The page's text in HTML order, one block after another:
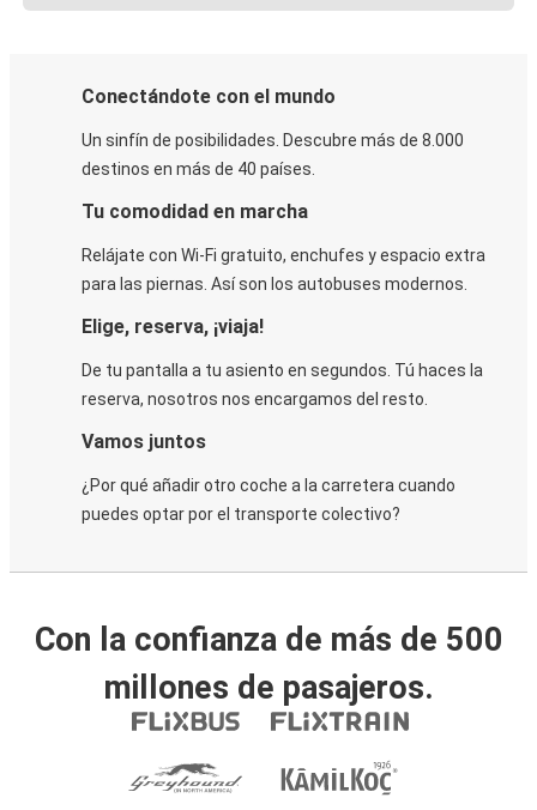
Conectándote con el mundo
Un sinfín de posibilidades. Descubre más de 8.000
destinos en más de 40 países.
Tu comodidad en marcha
Relájate con Wi-Fi gratuito, enchufes y espacio extra
para las piernas. Así son los autobuses modernos.
Elige, reserva, ¡viaja!
De tu pantalla a tu asiento en segundos. Tú haces la
reserva, nosotros nos encargamos del resto.
Vamos juntos
¿Por qué añadir otro coche a la carretera cuando
puedes optar por el transporte colectivo?
Con la confianza de más de 500
millones de pasajeros.